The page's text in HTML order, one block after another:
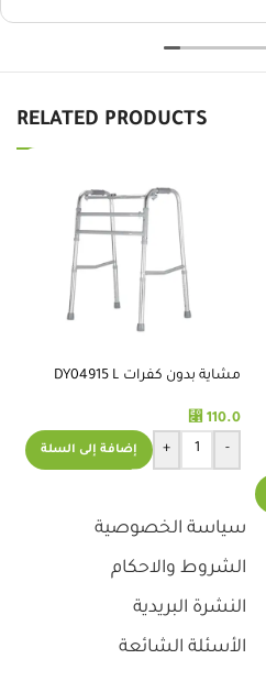
RELATED PRODUCTS
مشاية بدون كفرات DY04915 L
⃁ 110.0
-
+ إضافة إلى السلة
سياسة الخصوصية
الشروط والاحكام
النشرة البريدية
الأسئلة الشائعة